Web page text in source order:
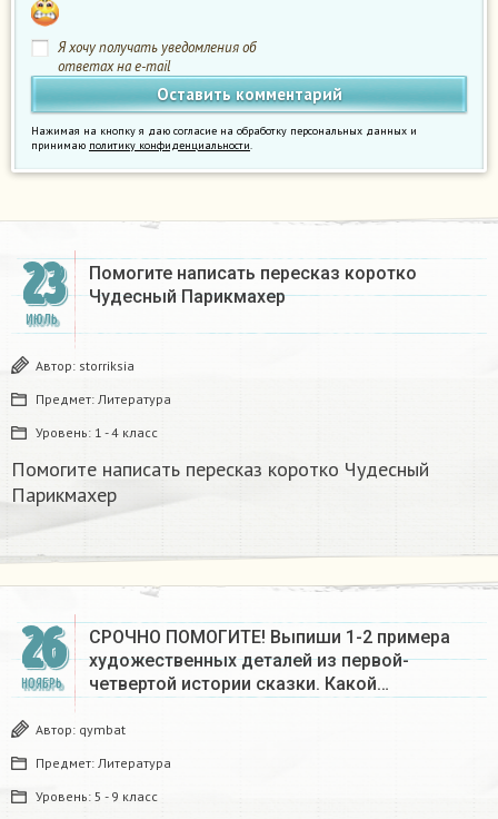
Я хочу получать уведомления об
ответах на e-mail
Нажимая на кнопку я даю согласие на обработку персональных данных и
принимаю политику конфиденциальности.
23
ИЮЛЬ
Помогите написать пересказ коротко
Чудесный Парикмахер
Автор: storriksia
Предмет: Литература
Уровень: 1 - 4 класс
Помогите написать пересказ коротко Чудесный
Парикмахер
26
НОЯБРЬ
СРОЧНО ПОМОГИТЕ! Выпиши 1-2 примера
художественных деталей из первой-
четвертой истории сказки. Какой…
Автор: qymbat
Предмет: Литература
Уровень: 5 - 9 класс